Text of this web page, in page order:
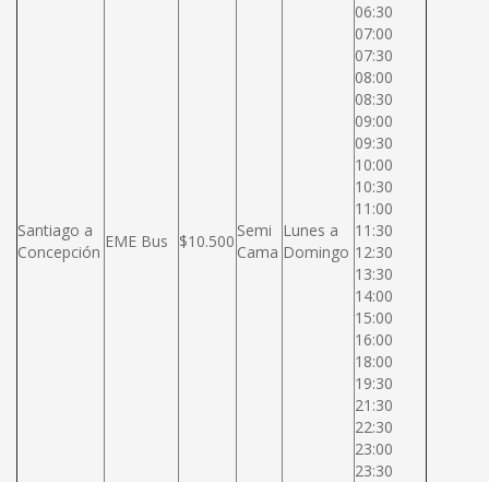
Santiago a
Concepción
EME Bus $10.500
Semi
Cama
Lunes a
Domingo
06:30
07:00
07:30
08:00
08:30
09:00
09:30
10:00
10:30
11:00
11:30
12:30
13:30
14:00
15:00
16:00
18:00
19:30
21:30
22:30
23:00
23:30